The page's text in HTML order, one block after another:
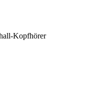
Kopfhörer